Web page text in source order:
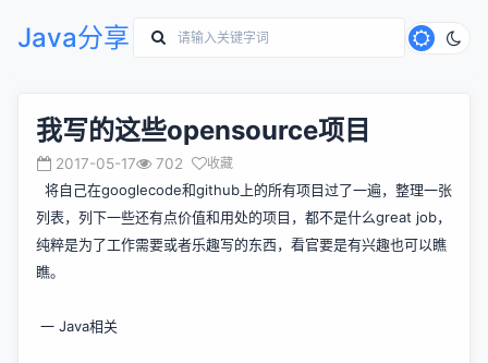
Java分享
我写的这些opensource项目
2017-05-17 702 收藏
将自己在googlecode和github上的所有项目过了一遍，整理一张
列表，列下一些还有点价值和用处的项目，都不是什么great job，
纯粹是为了工作需要或者乐趣写的东西，看官要是有兴趣也可以瞧
瞧。
一 Java相关